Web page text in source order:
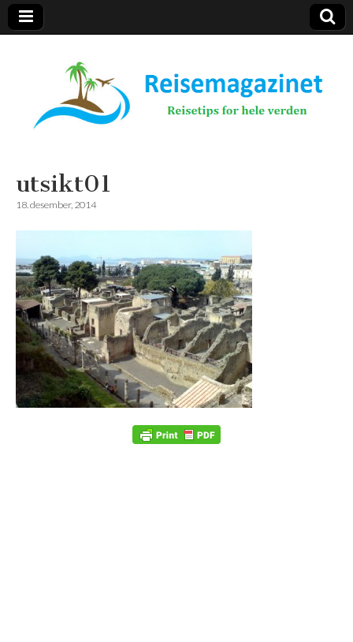
Reisemagazinet
utsikt01
18. desember, 2014